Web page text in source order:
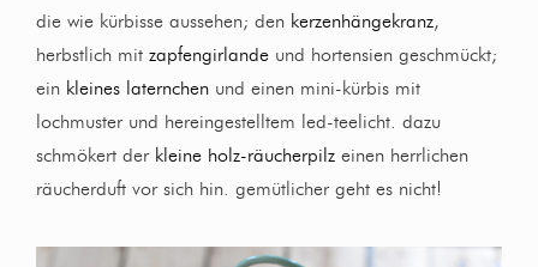
die wie kürbisse aussehen; den kerzenhängekranz,
herbstlich mit zapfengirlande und hortensien geschmückt;
ein kleines laternchen und einen mini-kürbis mit
lochmuster und hereingestelltem led-teelicht. dazu
schmökert der kleine holz-räucherpilz einen herrlichen
räucherduft vor sich hin. gemütlicher geht es nicht!